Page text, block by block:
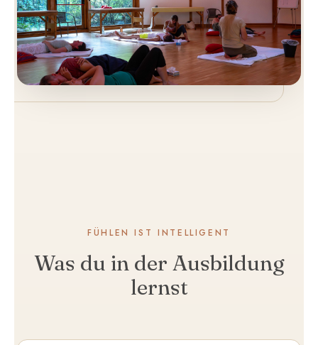
FÜHLEN IST INTELLIGENT
Was du in der Ausbildung
lernst